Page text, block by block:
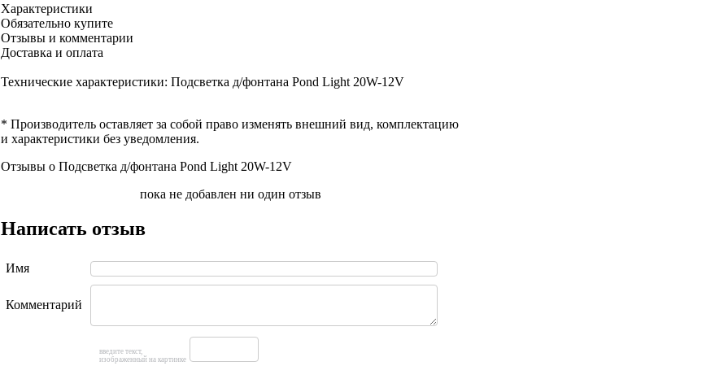
Характеристики
Обязательно купите
Отзывы и комментарии
Доставка и оплата
Технические характеристики: Подсветка д/фонтана Pond Light 20W-12V
* Производитель оставляет за собой право изменять внешний вид, комплектацию
и характеристики без уведомления.
Отзывы о Подсветка д/фонтана Pond Light 20W-12V
пока не добавлен ни один отзыв
Написать отзыв
Имя
Комментарий
введите текст,
изображенный на картинке